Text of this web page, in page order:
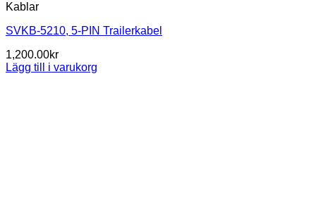
Kablar
SVKB-5210, 5-PIN Trailerkabel
1,200.00kr
Lägg till i varukorg